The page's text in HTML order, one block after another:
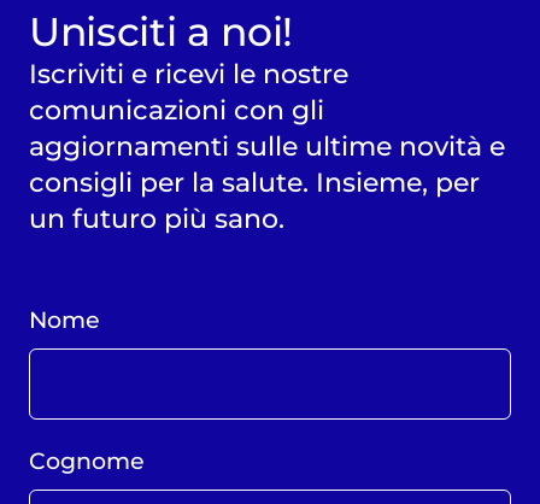
Unisciti a noi!
Iscriviti e ricevi le nostre
comunicazioni con gli
aggiornamenti sulle ultime novità e
consigli per la salute. Insieme, per
un futuro più sano.
Nome
Cognome